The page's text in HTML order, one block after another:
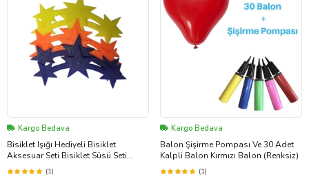
Kargo Bedava
Bisiklet Işığı Hediyeli Bisiklet
Aksesuar Seti Bisiklet Süsü Seti
(Renksiz)
(1)
Kargo Bedava
Balon Şişirme Pompası Ve 30 Adet
Kalpli Balon Kırmızı Balon (Renksiz)
(1)